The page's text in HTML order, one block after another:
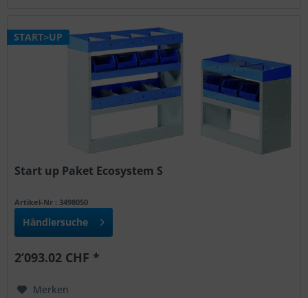
START>UP
Start up Paket Ecosystem S
Artikel-Nr : 3498050
Händlersuche
2’093.02 CHF *
Merken